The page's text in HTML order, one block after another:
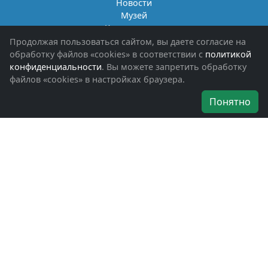
Новости
Музей
Книги памяти
Фотоальбомы
Обращения граждан
Помощь участникам СВО и их семьям
Об организации
Наши награды
Продолжая пользоваться сайтом, вы даете согласие на
обработку файлов «cookies» в соответствии с политикой
конфиденциальности. Вы можете запретить обработку
файлов «cookies» в настройках браузера.
Понятно